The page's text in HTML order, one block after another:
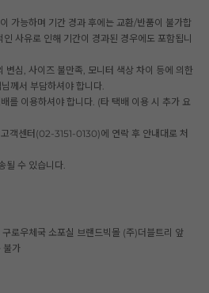
가능하며 기간 경과 후에는 교환/반품이 불가합
사유로 인해 기간이 경과된 경우에도 포함됩니
변심, 사이즈 불만족, 모니터 색상 차이 등에 의한
께서 부담하셔야 합니다.
를 이용하셔야 합니다. (타 택배 이용 시 추가 요
객센터(02-3151-0130)에 연락 후 안내대로 처
될 수 있습니다.
로우체국 소포실 브랜드빅몰 (주)더블트리 앞
불가